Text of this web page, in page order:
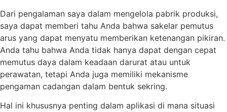
Dari pengalaman saya dalam mengelola pabrik produksi,
saya dapat memberi tahu Anda bahwa sakelar pemutus
arus yang dapat menyatu memberikan ketenangan pikiran.
Anda tahu bahwa Anda tidak hanya dapat dengan cepat
memutus daya dalam keadaan darurat atau untuk
perawatan, tetapi Anda juga memiliki mekanisme
pengaman cadangan dalam bentuk sekring.
Hal ini khususnya penting dalam aplikasi di mana situasi